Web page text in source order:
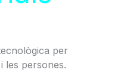
per
les persones.